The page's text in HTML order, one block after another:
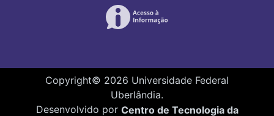
Copyright© 2026 Universidade Federal
Uberlândia.
Desenvolvido por Centro de Tecnologia da